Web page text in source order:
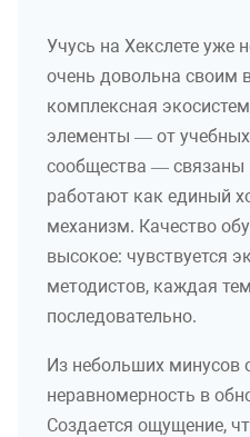
Учусь на Хекслете уже
очень довольна своим
комплексная
элементы — от
сообщества — связаны
работают как единый
механизм. Качество
высокое: чувствуется
методистов, каждая
последовательно.
Из небольших минусов
неравномерность в
Создается ощущение,